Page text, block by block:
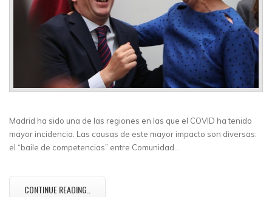
Madrid ha sido una de las regiones en las que el COVID ha tenido
mayor incidencia. Las causas de este mayor impacto son diversas:
el “baile de competencias” entre Comunidad…
CONTINUE READING..